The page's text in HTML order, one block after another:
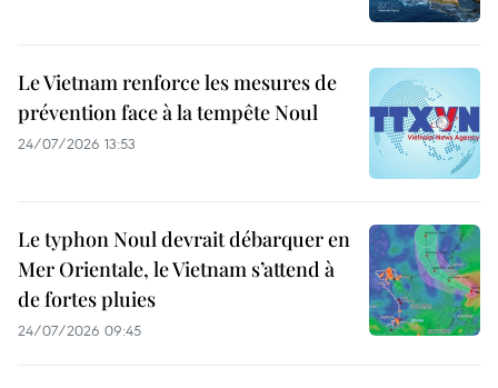
Le Vietnam renforce les mesures de
prévention face à la tempête Noul
24/07/2026 13:53
Le typhon Noul devrait débarquer en
Mer Orientale, le Vietnam s’attend à
de fortes pluies
24/07/2026 09:45